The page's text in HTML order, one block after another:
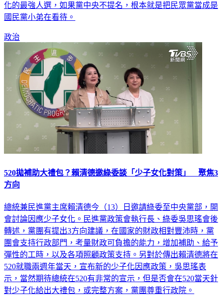
化的最強人選，如果黨中央不提名，根本就是把民眾黨當成是
國民黨小弟在看待。
政治
520拋補助大禮包？賴清德邀綠委談「少子女化對策」 聚焦3
方向
總統兼民進黨主席賴清德今（13）日邀請綠委至中央黨部，開
會討論因應少子女化。民進黨政策會執行長、綠委吳思瑤會後
轉述，黨團有提出3方向建議，在國家的財政相對豐沛時，黨
團會支持行政部門，考量財政可負擔的能力，增加補助、給予
彈性的工時，以及各項照顧政策支持。另對於傳出賴清德將在
520就職兩週年當天，宣布新的少子化因應政策，吳思瑤表
示，當然期待總統在520有非常的宣示，但是否會在520當天針
對少子化給出大禮包，或完整方案，黨團尊重行政院。